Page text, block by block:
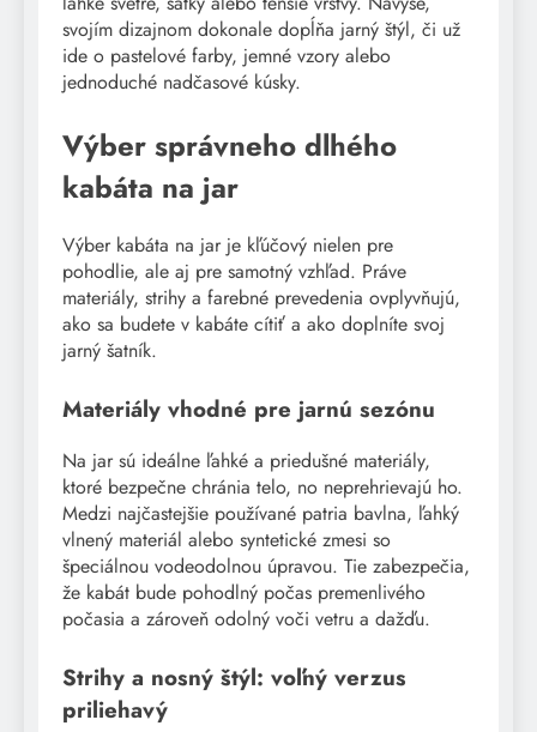
svojím dizajnom dokonale dopĺňa jarný štýl, či už
ide o pastelové farby, jemné vzory alebo
jednoduché nadčasové kúsky.
Výber správneho dlhého
kabáta na jar
Výber kabáta na jar je kľúčový nielen pre
pohodlie, ale aj pre samotný vzhľad. Práve
materiály, strihy a farebné prevedenia ovplyvňujú,
ako sa budete v kabáte cítiť a ako doplníte svoj
jarný šatník.
Materiály vhodné pre jarnú sezónu
Na jar sú ideálne ľahké a priedušné materiály,
ktoré bezpečne chránia telo, no neprehrievajú ho.
Medzi najčastejšie používané patria bavlna, ľahký
vlnený materiál alebo syntetické zmesi so
špeciálnou vodeodolnou úpravou. Tie zabezpečia,
že kabát bude pohodlný počas premenlivého
počasia a zároveň odolný voči vetru a dažďu.
Strihy a nosný štýl: voľný verzus
priliehavý